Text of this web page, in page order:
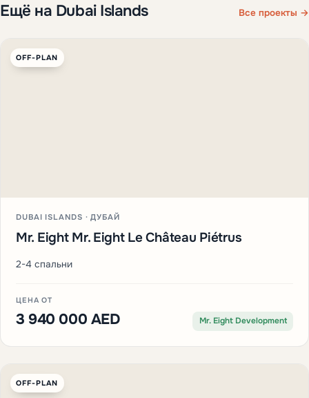
Ещё на Dubai Islands Все проекты →
OFF-PLAN
DUBAI ISLANDS · ДУБАЙ
Mr. Eight Mr. Eight Le Château Piétrus
2-4 спальни
ЦЕНА ОТ
3 940 000 AED Mr. Eight Development
OFF-PLAN